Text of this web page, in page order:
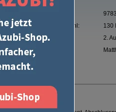
Seitenzahl:
130
Auflage:
2.
Themen im
/